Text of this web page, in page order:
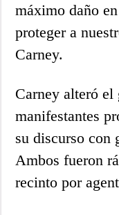
máximo daño
proteger a
Carney.
Carney alteró el
manifestantes
su discurso con
Ambos fueron
recinto por